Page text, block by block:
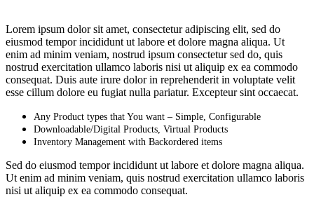
Lorem ipsum dolor sit amet, consectetur adipiscing elit, sed do
eiusmod tempor incididunt ut labore et dolore magna aliqua. Ut
enim ad minim veniam, nostrud ipsum consectetur sed do, quis
nostrud exercitation ullamco laboris nisi ut aliquip ex ea commodo
consequat. Duis aute irure dolor in reprehenderit in voluptate velit
esse cillum dolore eu fugiat nulla pariatur. Excepteur sint occaecat.
Any Product types that You want – Simple, Configurable
Downloadable/Digital Products, Virtual Products
Inventory Management with Backordered items
Sed do eiusmod tempor incididunt ut labore et dolore magna aliqua.
Ut enim ad minim veniam, quis nostrud exercitation ullamco laboris
nisi ut aliquip ex ea commodo consequat.